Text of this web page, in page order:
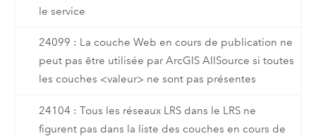
le service
24099 : La couche Web en cours de publication ne
peut pas être utilisée par ArcGIS AllSource si toutes
les couches <valeur> ne sont pas présentes
24104 : Tous les réseaux LRS dans le LRS ne
figurent pas dans la liste des couches en cours de